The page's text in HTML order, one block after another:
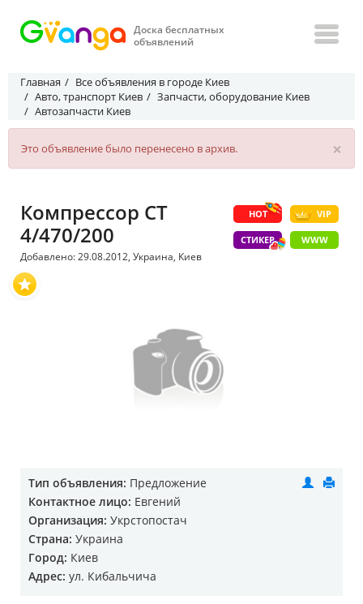
Доска бесплатных
объявлений
Главная
Все объявления в городе Киев
Авто, транспорт Киев
Запчасти, оборудование Киев
Автозапчасти Киев
×
Это объявление было перенесено в архив.
HOT VIP
СТИКЕР WWW
Компрессор СT
4/470/200
Добавлено: 29.08.2012, Украина, Киев
Тип объявления: Предложение
Контактное лицо: Евгений
Организация: Укрстопостач
Страна: Украина
Город: Киев
Адрес: ул. Кибальчича